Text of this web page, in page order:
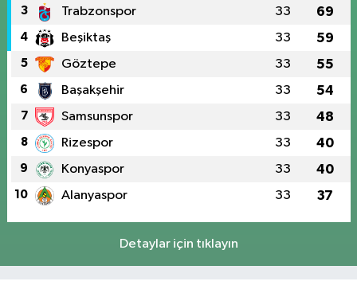
3 Trabzonspor 33 69
4 Beşiktaş 33 59
5 Göztepe 33 55
6 Başakşehir 33 54
7 Samsunspor 33 48
8 Rizespor 33 40
9 Konyaspor 33 40
10 Alanyaspor 33 37
Detaylar için tıklayın